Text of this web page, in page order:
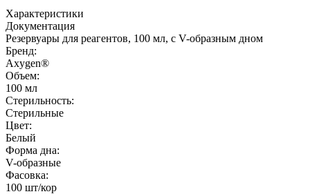
Характеристики
Документация
Резервуары для реагентов, 100 мл, с V-образным дном
Бренд:
Axygen®
Объем:
100 мл
Стерильность:
Стерильные
Цвет:
Белый
Форма дна:
V-образные
Фасовка:
100 шт/кор